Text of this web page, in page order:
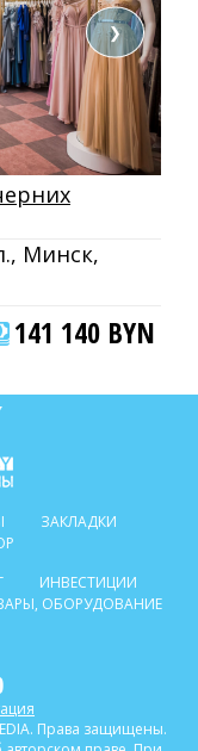
❯
Минск,
141 140 BYN
ЗАКЛАДКИ
ИНВЕСТИЦИИ
ОБОРУДОВАНИЕ
Права защищены.